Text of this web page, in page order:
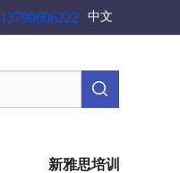
中文
13790606222
新雅思培训